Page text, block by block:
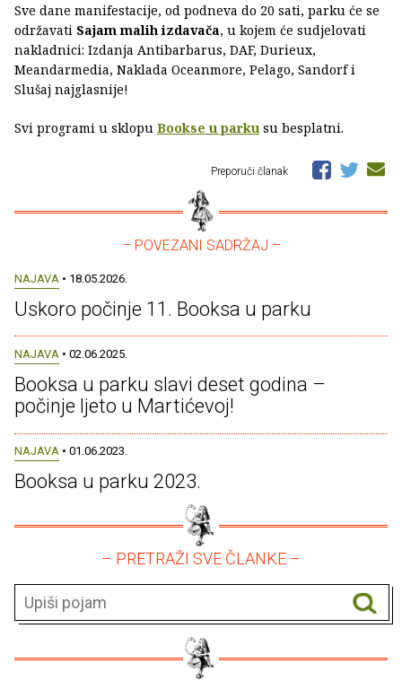
Sve dane manifestacije, od podneva do 20 sati, parku će se
održavati Sajam malih izdavača, u kojem će sudjelovati
nakladnici: Izdanja Antibarbarus, DAF, Durieux,
Meandarmedia, Naklada Oceanmore, Pelago, Sandorf i
Slušaj najglasnije!
Svi programi u sklopu Bookse u parku su besplatni.
Preporuči članak
– POVEZANI SADRŽAJ –
NAJAVA • 18.05.2026.
Uskoro počinje 11. Booksa u parku
NAJAVA • 02.06.2025.
Booksa u parku slavi deset godina –
počinje ljeto u Martićevoj!
NAJAVA • 01.06.2023.
Booksa u parku 2023.
– PRETRAŽI SVE ČLANKE –